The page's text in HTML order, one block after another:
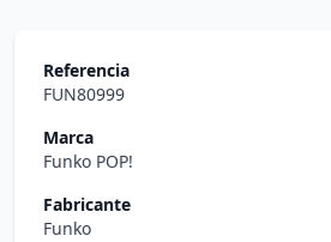
Referencia
FUN80999
Marca
Funko POP!
Fabricante
Funko